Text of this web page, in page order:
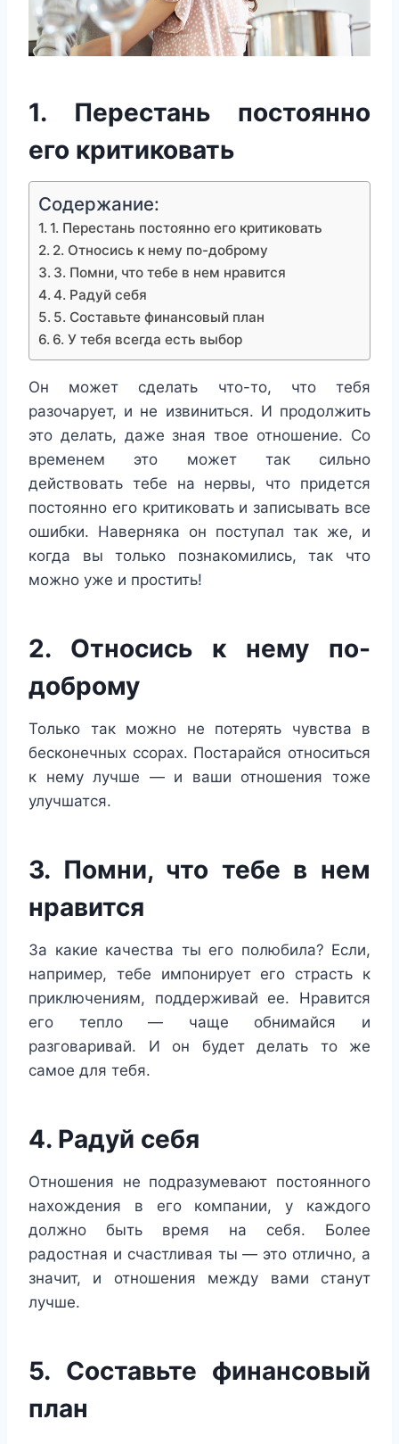
1. Перестань постоянно
его критиковать
Содержание:
1. Перестань постоянно его критиковать
2. Относись к нему по-доброму
3. Помни, что тебе в нем нравится
4. Радуй себя
5. Составьте финансовый план
6. У тебя всегда есть выбор
Он может сделать что-то, что тебя
разочарует, и не извиниться. И продолжить
это делать, даже зная твое отношение. Со
временем это может так сильно
действовать тебе на нервы, что придется
постоянно его критиковать и записывать все
ошибки. Наверняка он поступал так же, и
когда вы только познакомились, так что
можно уже и простить!
2. Относись к нему по-
доброму
Только так можно не потерять чувства в
бесконечных ссорах. Постарайся относиться
к нему лучше — и ваши отношения тоже
улучшатся.
3. Помни, что тебе в нем
нравится
За какие качества ты его полюбила? Если,
например, тебе импонирует его страсть к
приключениям, поддерживай ее. Нравится
его тепло — чаще обнимайся и
разговаривай. И он будет делать то же
самое для тебя.
4. Радуй себя
Отношения не подразумевают постоянного
нахождения в его компании, у каждого
должно быть время на себя. Более
радостная и счастливая ты — это отлично, а
значит, и отношения между вами станут
лучше.
5. Составьте финансовый
план